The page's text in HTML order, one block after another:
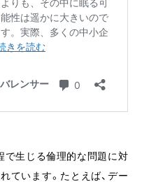
で生じる倫理的な問題に対
ています。たとえば、デー